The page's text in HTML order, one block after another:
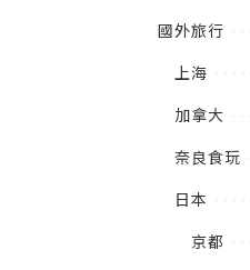
國外旅行
上海
加拿大
奈良食玩
日本
京都